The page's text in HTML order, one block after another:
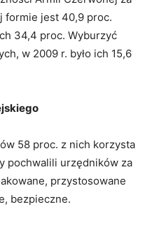
formie jest 40,9 proc.
34,4 proc. Wyburzyć
w 2009 r. było ich 15,6
58 proc. z nich korzysta
pochwalili urzędników za
przystosowane
bezpieczne.